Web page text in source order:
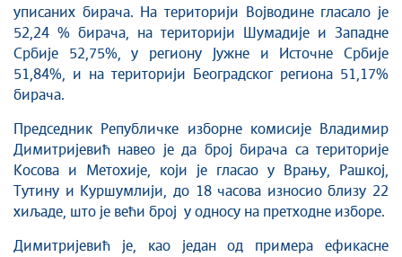
уписаних бирача. На територији Војводине гласало је
52,24 % бирача, на територији Шумадије и Запaдне
Србије 52,75%, у региону Јужне и Источне Србије
51,84%, и на територији Београдског региона 51,17%
бирача.
Председник Републичке изборне комисије Владимир
Димитријевић навео је да број бирача са територије
Косова и Метохије, који је гласао у Врању, Рашкој,
Тутину и Куршумлији, до 18 часова износио близу 22
хиљаде, што је већи број у односу на претходне изборе.
Димитријевић је, као један од примера ефикасне